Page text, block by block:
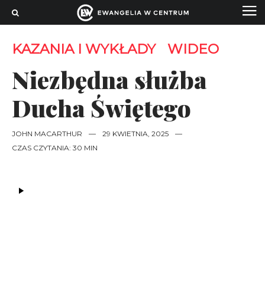
KAZANIA I WYKŁADY WIDEO
Niezbędna służba
Ducha Świętego
JOHN MACARTHUR — 29 KWIETNIA, 2025
—
CZAS CZYTANIA: 30 MIN